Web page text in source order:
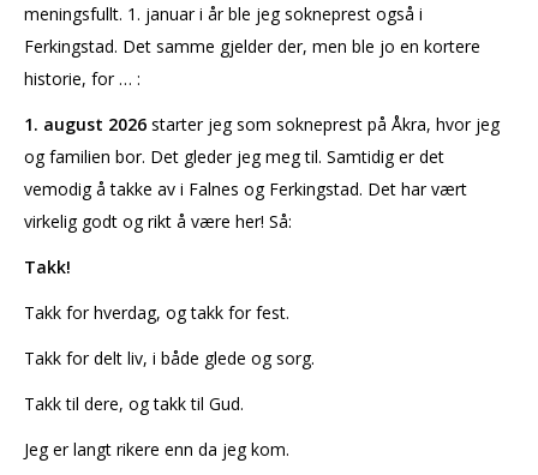
meningsfullt. 1. januar i år ble jeg sokneprest også i
Ferkingstad. Det samme gjelder der, men ble jo en kortere
historie, for … :
1. august 2026 starter jeg som sokneprest på Åkra, hvor jeg
og familien bor. Det gleder jeg meg til. Samtidig er det
vemodig å takke av i Falnes og Ferkingstad. Det har vært
virkelig godt og rikt å være her! Så:
Takk!
Takk for hverdag, og takk for fest.
Takk for delt liv, i både glede og sorg.
Takk til dere, og takk til Gud.
Jeg er langt rikere enn da jeg kom.